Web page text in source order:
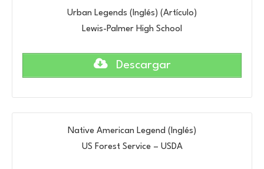
Urban Legends (Inglés) (Artículo)
Lewis-Palmer High School
Descargar
Native American Legend (Inglés)
US Forest Service – USDA